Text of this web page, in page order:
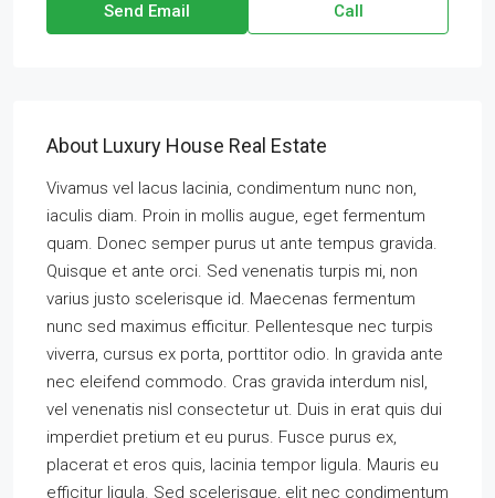
Send Email Call
About Luxury House Real Estate
Vivamus vel lacus lacinia, condimentum nunc non,
iaculis diam. Proin in mollis augue, eget fermentum
quam. Donec semper purus ut ante tempus gravida.
Quisque et ante orci. Sed venenatis turpis mi, non
varius justo scelerisque id. Maecenas fermentum
nunc sed maximus efficitur. Pellentesque nec turpis
viverra, cursus ex porta, porttitor odio. In gravida ante
nec eleifend commodo. Cras gravida interdum nisl,
vel venenatis nisl consectetur ut. Duis in erat quis dui
imperdiet pretium et eu purus. Fusce purus ex,
placerat et eros quis, lacinia tempor ligula. Mauris eu
efficitur ligula. Sed scelerisque, elit nec condimentum